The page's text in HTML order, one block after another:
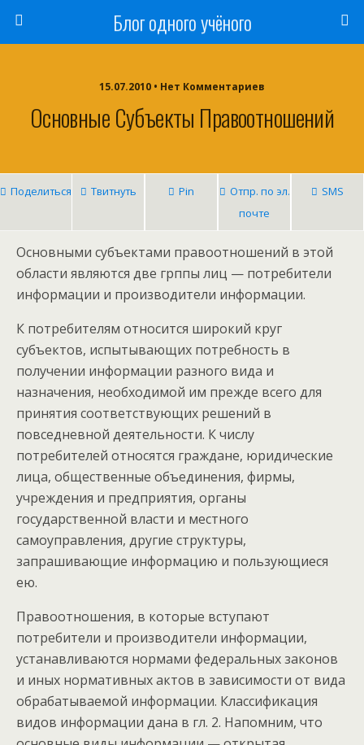
Блог одного учёного
15.07.2010 • Нет Комментариев
Основные Субъекты Правоотношений
Поделиться Твитнуть Pin
Отпр. по эл.
почте
SMS
Основными субъектами правоотношений в этой
области являются две грппы лиц — потребители
информации и производители информации.
К потребителям относится широкий круг
субъектов, испытывающих потребность в
получении информации разного вида и
назначения, необходимой им прежде всего для
принятия соответствующих решений в
повседневной деятельности. К числу
потребителей относятся граждане, юридические
лица, общественные объединения, фирмы,
учреждения и предприятия, органы
государственной власти и местного
самоуправления, другие структуры,
запрашивающие информацию и пользующиеся
ею.
Правоотношения, в которые вступают
потребители и производители информации,
устанавливаются нормами федеральных законов
и иных нормативных актов в зависимости от вида
обрабатываемой информации. Классификация
видов информации дана в гл. 2. Напомним, что